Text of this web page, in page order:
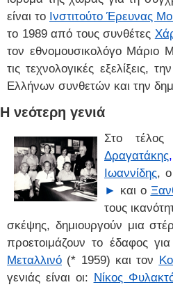
είναι το Ινστιτούτο Έρευνας
το 1989 από τους συνθέτες
τον εθνομουσικολόγο Μάριο
τις τεχνολογικές
Ελλήνων συνθετών και την
Η νεότερη γενιά
Στο
Δραγατάκης,
Ιωαννίδης,
► και ο
τους
σκέψης, δημιουργούν μια
προετοιμάζουν το έδαφος
Μεταλλινό (* 1959) και τον
γενιάς είναι οι: Νίκος